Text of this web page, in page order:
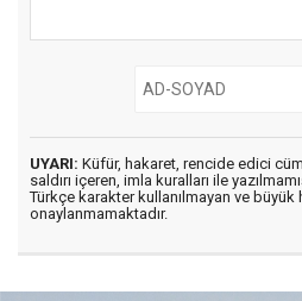
UYARI: Küfür, hakaret, rencide edici
saldırı içeren, imla kuralları ile
Türkçe karakter kullanılmayan ve büyük
onaylanmamaktadır.